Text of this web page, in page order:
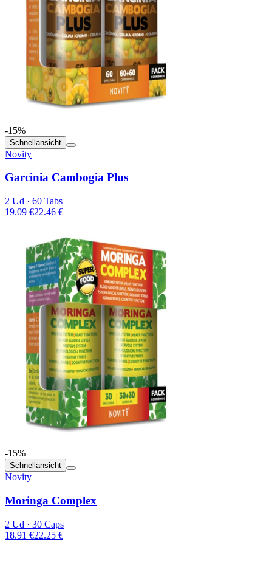
-15%
Schnellansicht
Novity
Garcinia Cambogia Plus
2 Ud · 60 Tabs
19.09 €22.46 €
-15%
Schnellansicht
Novity
Moringa Complex
2 Ud · 30 Caps
18.91 €22.25 €